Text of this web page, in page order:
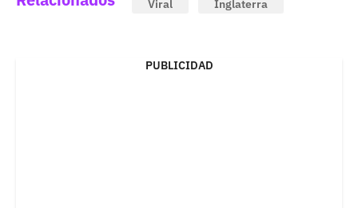
Viral Inglaterra
PUBLICIDAD